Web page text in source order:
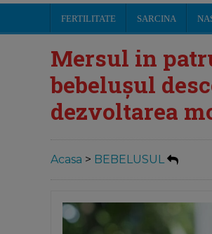
FERTILITATE SARCINA
Mersul in
bebelușul
dezvoltarea
Acasa > BEBELUSUL